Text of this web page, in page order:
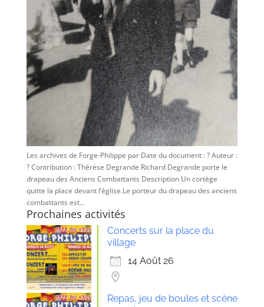
Les archives de Forge-Philippe par Date du document : ? Auteur :
? Contribution : Thérèse Degrande Richard Degrande porte le
drapeau des Anciens Combattants Description Un cortège
quitte la place devant l’église.Le porteur du drapeau des anciens
combattants est...
Prochaines activités
Concerts sur la place du
village
14 Août 26
Repas, jeu de boules et scène